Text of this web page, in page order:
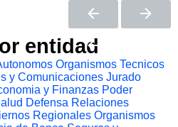
entidad
Organismos Tecnicos
y Comunicaciones Jurado
y Finanzas Poder
Defensa Relaciones
Regionales Organismos